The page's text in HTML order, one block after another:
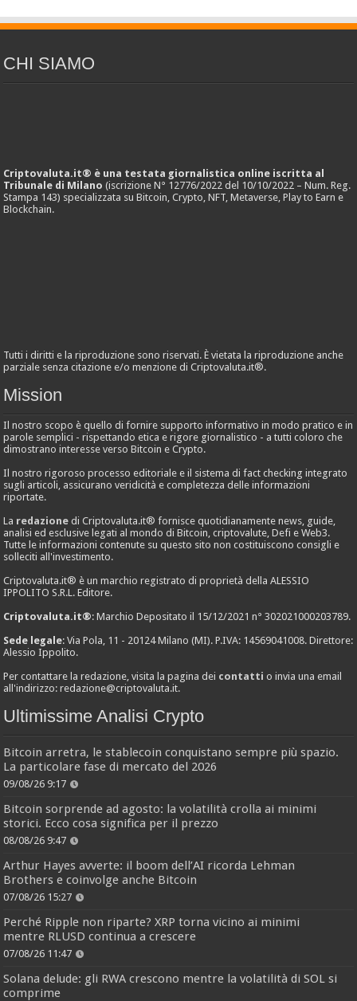
CHI SIAMO
Criptovaluta.it® è una testata giornalistica online iscritta al
Tribunale di Milano (iscrizione N° 12776/2022 del 10/10/2022 – Num. Reg.
Stampa 143) specializzata su Bitcoin, Crypto, NFT, Metaverse, Play to Earn e
Blockchain.
Tutti i diritti e la riproduzione sono riservati. È vietata la riproduzione anche
parziale senza citazione e/o menzione di Criptovaluta.it®.
Mission
Il nostro scopo è quello di fornire supporto informativo in modo pratico e in
parole semplici - rispettando etica e rigore giornalistico - a tutti coloro che
dimostrano interesse verso Bitcoin e Crypto.
Il nostro rigoroso processo editoriale e il sistema di fact checking integrato
sugli articoli, assicurano veridicità e completezza delle informazioni
riportate.
La redazione di Criptovaluta.it® fornisce quotidianamente news, guide,
analisi ed esclusive legati al mondo di Bitcoin, criptovalute, Defi e Web3.
Tutte le informazioni contenute su questo sito non costituiscono consigli e
solleciti all'investimento.
Criptovaluta.it® è un marchio registrato di proprietà della ALESSIO
IPPOLITO S.R.L. Editore.
Criptovaluta.it®: Marchio Depositato il 15/12/2021 n° 302021000203789.
Sede legale: Via Pola, 11 - 20124 Milano (MI). P.IVA: 14569041008. Direttore:
Alessio Ippolito.
Per contattare la redazione, visita la pagina dei contatti o invia una email
all'indirizzo:redazione@criptovaluta.it.
Ultimissime Analisi Crypto
Bitcoin arretra, le stablecoin conquistano sempre più spazio.
La particolare fase di mercato del 2026
09/08/26 9:17
Bitcoin sorprende ad agosto: la volatilità crolla ai minimi
storici. Ecco cosa significa per il prezzo
08/08/26 9:47
Arthur Hayes avverte: il boom dell’AI ricorda Lehman
Brothers e coinvolge anche Bitcoin
07/08/26 15:27
Perché Ripple non riparte? XRP torna vicino ai minimi
mentre RLUSD continua a crescere
07/08/26 11:47
Solana delude: gli RWA crescono mentre la volatilità di SOL si
comprime